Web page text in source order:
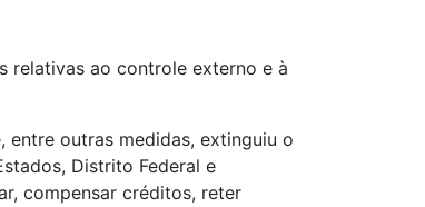
relativas ao controle externo e à
outras medidas, extinguiu o
Distrito Federal e
compensar créditos, reter